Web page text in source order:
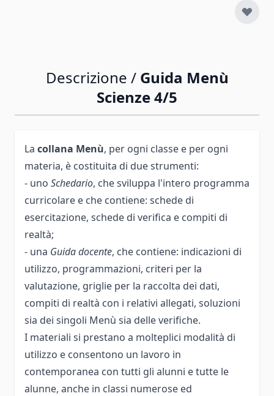
Descrizione / Guida Menù
Scienze 4/5
La collana Menù, per ogni classe e per ogni
materia, è costituita di due strumenti:
- uno Schedario, che sviluppa l'intero programma
curricolare e che contiene: schede di
esercitazione, schede di verifica e compiti di
realtà;
- una Guida docente, che contiene: indicazioni di
utilizzo, programmazioni, criteri per la
valutazione, griglie per la raccolta dei dati,
compiti di realtà con i relativi allegati, soluzioni
sia dei singoli Menù sia delle verifiche.
I materiali si prestano a molteplici modalità di
utilizzo e consentono un lavoro in
contemporanea con tutti gli alunni e tutte le
alunne, anche in classi numerose ed